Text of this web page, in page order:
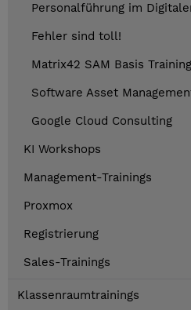
Personalführung im
Fehler sind toll!
Matrix42 SAM Basis Training
Software Asset
Google Cloud Consulting
KI Workshops
Management-Trainings
Proxmox
Registrierung
Sales-Trainings
Klassenraumtrainings